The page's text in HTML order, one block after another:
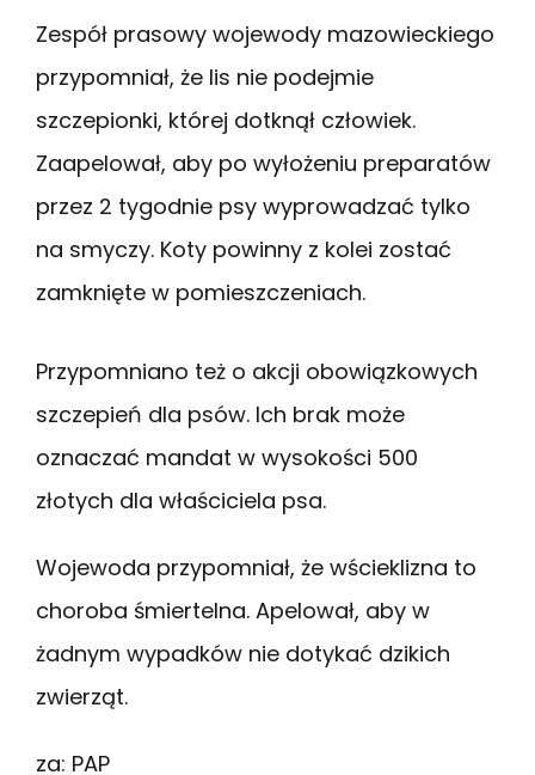
Zespół prasowy wojewody mazowieckiego
przypomniał, że lis nie podejmie
szczepionki, której dotknął człowiek.
Zaapelował, aby po wyłożeniu preparatów
przez 2 tygodnie psy wyprowadzać tylko
na smyczy. Koty powinny z kolei zostać
zamknięte w pomieszczeniach.
Przypomniano też o akcji obowiązkowych
szczepień dla psów. Ich brak może
oznaczać mandat w wysokości 500
złotych dla właściciela psa.
Wojewoda przypomniał, że wścieklizna to
choroba śmiertelna. Apelował, aby w
żadnym wypadków nie dotykać dzikich
zwierząt.
za: PAP